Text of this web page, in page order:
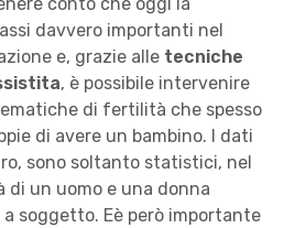
davvero importanti nel
e, grazie alle tecniche
, è possibile intervenire
di fertilità che spesso
di avere un bambino. I dati
sono soltanto statistici, nel
un uomo e una donna
soggetto. Eè però importante